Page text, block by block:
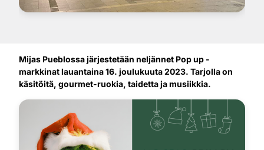
Mijas Pueblossa järjestetään neljännet Pop up -
markkinat lauantaina 16. joulukuuta 2023. Tarjolla on
käsitöitä, gourmet-ruokia, taidetta ja musiikkia.